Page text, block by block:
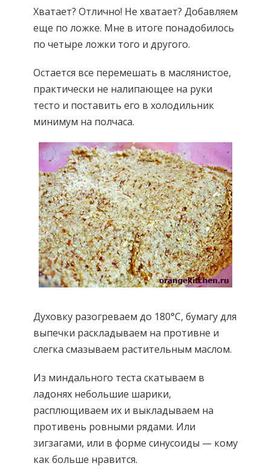
Хватает? Отлично! Не хватает? Добавляем
еще по ложке. Мне в итоге понадобилось
по четыре ложки того и другого.
Остается все перемешать в маслянистое,
практически не налипающее на руки
тесто и поставить его в холодильник
минимум на полчаса.
Духовку разогреваем до 180°С, бумагу для
выпечки раскладываем на противне и
слегка смазываем растительным маслом.
Из миндального теста скатываем в
ладонях небольшие шарики,
расплющиваем их и выкладываем на
противень ровными рядами. Или
зигзагами, или в форме синусоиды — кому
как больше нравится.